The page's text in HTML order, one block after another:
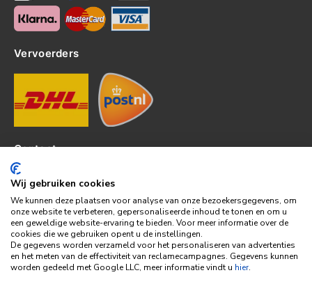
Vervoerders
Contact
Kerkhof 8, 4301EP Zierikzee
tel: 0111-820382
info@topledshop.nl
KVK: 34380695
BTW: NL001286892B39
Bank: KNAB
Rek: NL86KNAB0257746951
Wij gebruiken cookies
We kunnen deze plaatsen voor analyse van onze bezoekersgegevens, om
onze website te verbeteren, gepersonaliseerde inhoud te tonen en om u
een geweldige website-ervaring te bieden. Voor meer informatie over de
cookies die we gebruiken opent u de instellingen.
De gegevens worden verzameld voor het personaliseren van advertenties
en het meten van de effectiviteit van reclamecampagnes. Gegevens kunnen
worden gedeeld met Google LLC, meer informatie vindt u hier.